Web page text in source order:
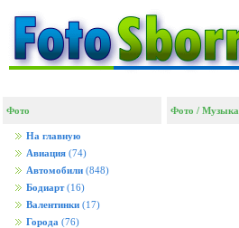
Фото
На главную
Авиация (74)
Автомобили (848)
Бодиарт (16)
Валентинки (17)
Города (76)
Фото / Музыка